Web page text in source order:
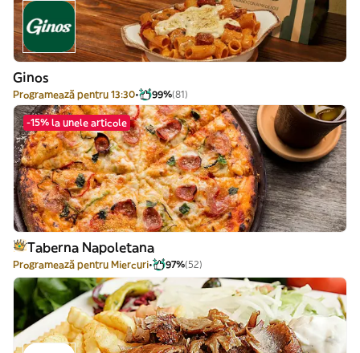
Ginos
Programează pentru 13:30 99%(81)
-15% la unele articole
Taberna Napoletana
Programează pentru Miercuri 97%(52)